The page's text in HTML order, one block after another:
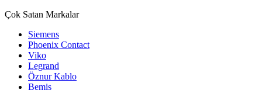
Çok Satan Markalar
Siemens
Phoenix Contact
Viko
Legrand
Öznur Kablo
Bemis